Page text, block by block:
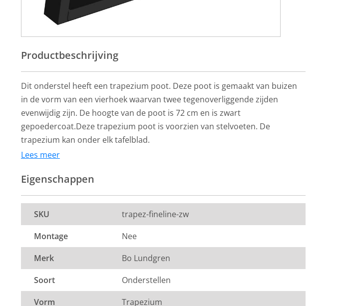
Productbeschrijving
Dit onderstel heeft een trapezium poot. Deze poot is gemaakt van buizen
in de vorm van een vierhoek waarvan twee tegenoverliggende zijden
evenwijdig zijn. De hoogte van de poot is 72 cm en is zwart
gepoedercoat.Deze trapezium poot is voorzien van stelvoeten. De
trapezium kan onder elk tafelblad.
Lees meer
Eigenschappen
SKU
trapez-fineline-zw
Montage
Nee
Merk
Bo Lundgren
Soort
Onderstellen
Vorm
Trapezium